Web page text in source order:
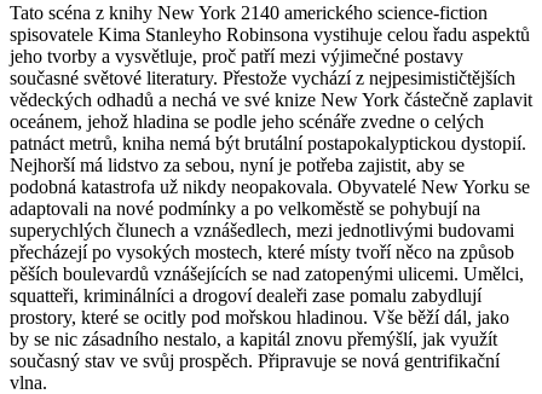
Tato scéna z knihy New York 2140 amerického science-fiction
spisovatele Kima Stanleyho Robinsona vystihuje celou řadu aspektů
jeho tvorby a vysvětluje, proč patří mezi výjimečné postavy
současné světové literatury. Přestože vychází z nejpesimističtějších
vědeckých odhadů a nechá ve své knize New York částečně zaplavit
oceánem, jehož hladina se podle jeho scénáře zvedne o celých
patnáct metrů, kniha nemá být brutální postapokalyptickou dystopií.
Nejhorší má lidstvo za sebou, nyní je potřeba zajistit, aby se
podobná katastrofa už nikdy neopakovala. Obyvatelé New Yorku se
adaptovali na nové podmínky a po velkoměstě se pohybují na
superychlých člunech a vznášedlech, mezi jednotlivými budovami
přecházejí po vysokých mostech, které místy tvoří něco na způsob
pěších boulevardů vznášejících se nad zatopenými ulicemi. Umělci,
squatteři, kriminálníci a drogoví dealeři zase pomalu zabydlují
prostory, které se ocitly pod mořskou hladinou. Vše běží dál, jako
by se nic zásadního nestalo, a kapitál znovu přemýšlí, jak využít
současný stav ve svůj prospěch. Připravuje se nová gentrifikační
vlna.